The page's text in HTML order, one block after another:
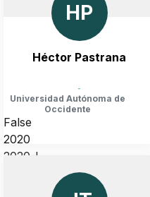
HP
Héctor Pastrana
-
Universidad Autónoma de
Occidente
False
2020
2020-I